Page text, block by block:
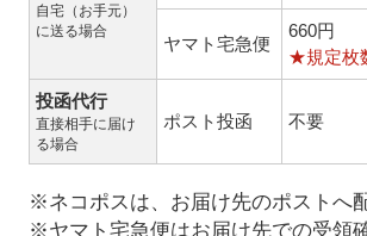
自宅（お手元）
に送る場合
ヤマト宅急便
660円
★規定枚
投函代行
直接相手に届け
る場合
ポスト投函 不要
※ネコポスは、お届け先のポストへ
※ヤマト宅急便はお届け先での受領